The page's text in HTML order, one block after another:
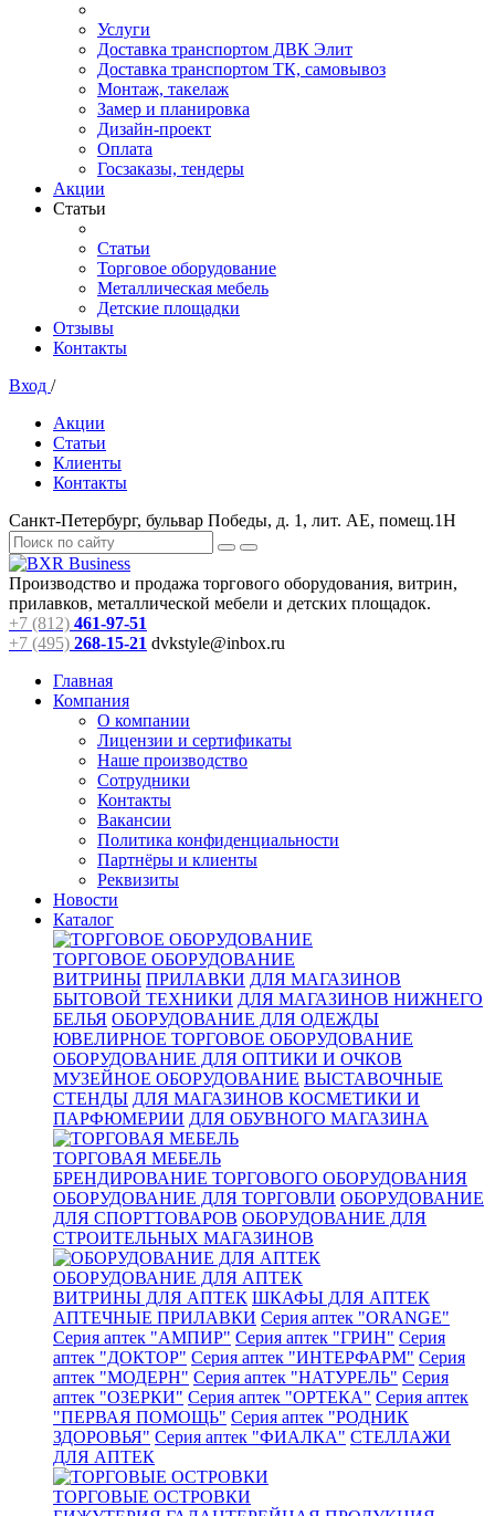
Услуги
Доставка транспортом ДВК Элит
Доставка транспортом ТК, самовывоз
Монтаж, такелаж
Замер и планировка
Дизайн-проект
Оплата
Госзаказы, тендеры
Акции
Статьи
Статьи
Торговое оборудование
Металлическая мебель
Детские площадки
Отзывы
Контакты
Вход /
Акции
Статьи
Клиенты
Контакты
Санкт-Петербург, бульвар Победы, д. 1, лит. АЕ, помещ.1Н
Производство и продажа торгового оборудования, витрин,
прилавков, металлической мебели и детских площадок.
+7 (812) 461-97-51
+7 (495) 268-15-21 dvkstyle@inbox.ru
Главная
Компания
О компании
Лицензии и сертификаты
Наше производство
Сотрудники
Контакты
Вакансии
Политика конфиденциальности
Партнёры и клиенты
Реквизиты
Новости
Каталог
ТОРГОВОЕ ОБОРУДОВАНИЕ
ВИТРИНЫ ПРИЛАВКИ ДЛЯ МАГАЗИНОВ
БЫТОВОЙ ТЕХНИКИ ДЛЯ МАГАЗИНОВ НИЖНЕГО
БЕЛЬЯ ОБОРУДОВАНИЕ ДЛЯ ОДЕЖДЫ
ЮВЕЛИРНОЕ ТОРГОВОЕ ОБОРУДОВАНИЕ
ОБОРУДОВАНИЕ ДЛЯ ОПТИКИ И ОЧКОВ
МУЗЕЙНОЕ ОБОРУДОВАНИЕ ВЫСТАВОЧНЫЕ
СТЕНДЫ ДЛЯ МАГАЗИНОВ КОСМЕТИКИ И
ПАРФЮМЕРИИ ДЛЯ ОБУВНОГО МАГАЗИНА
ТОРГОВАЯ МЕБЕЛЬ
БРЕНДИРОВАНИЕ ТОРГОВОГО ОБОРУДОВАНИЯ
ОБОРУДОВАНИЕ ДЛЯ ТОРГОВЛИ ОБОРУДОВАНИЕ
ДЛЯ СПОРТТОВАРОВ ОБОРУДОВАНИЕ ДЛЯ
СТРОИТЕЛЬНЫХ МАГАЗИНОВ
ОБОРУДОВАНИЕ ДЛЯ АПТЕК
ВИТРИНЫ ДЛЯ АПТЕК ШКАФЫ ДЛЯ АПТЕК
АПТЕЧНЫЕ ПРИЛАВКИ Серия аптек "ORANGE"
Серия аптек "АМПИР" Серия аптек "ГРИН" Серия
аптек "ДОКТОР" Серия аптек "ИНТЕРФАРМ" Серия
аптек "МОДЕРН" Серия аптек "НАТУРЕЛЬ" Серия
аптек "ОЗЕРКИ" Серия аптек "ОРТЕКА" Серия аптек
"ПЕРВАЯ ПОМОЩЬ" Серия аптек "РОДНИК
ЗДОРОВЬЯ" Серия аптек "ФИАЛКА" СТЕЛЛАЖИ
ДЛЯ АПТЕК
ТОРГОВЫЕ ОСТРОВКИ